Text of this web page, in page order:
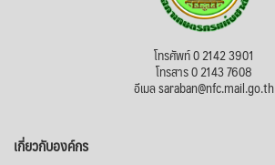
โทรศัพท์ 0 2142 3901
โทรสาร 0 2143 7608
อีเมล saraban@nfc.mail.go.th
เกี่ยวกับองค์กร